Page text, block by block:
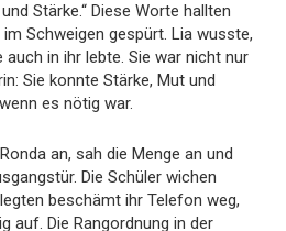
Stärke.“ Diese Worte hallten
Schweigen gespürt. Lia wusste,
auch in ihr lebte. Sie war nicht nur
Sie konnte Stärke, Mut und
es nötig war.
an, sah die Menge an und
Die Schüler wichen
beschämt ihr Telefon weg,
auf. Die Rangordnung in der